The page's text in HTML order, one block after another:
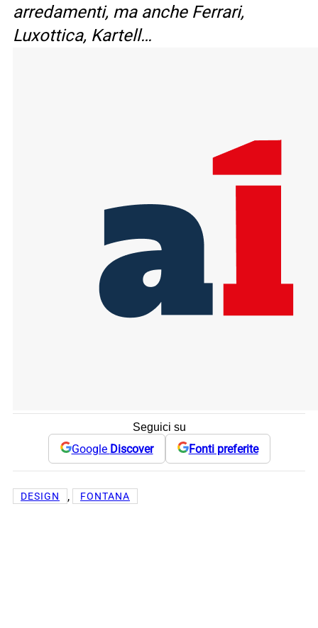
arredamenti, ma anche Ferrari,
Luxottica, Kartell…
Seguici su
Google Discover Fonti preferite
DESIGN , FONTANA